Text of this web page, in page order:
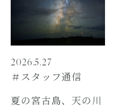
2026.5.27
＃スタッフ通信
夏の宮古島、天の川